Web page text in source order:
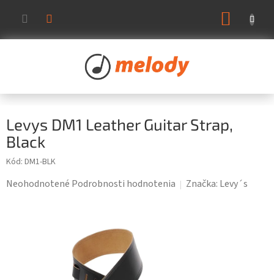
obsah
Levys DM1 Leather Guitar Strap,
Black
Kód: DM1-BLK
Priemerné
Neohodnotené Podrobnosti hodnotenia Značka: Levy´s